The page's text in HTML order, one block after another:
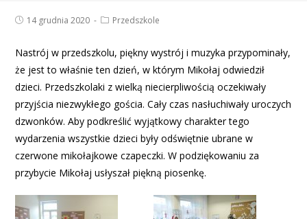
14 grudnia 2020 Przedszkole
Nastrój w przedszkolu, piękny wystrój i muzyka przypominały,
że jest to właśnie ten dzień, w którym Mikołaj odwiedził
dzieci. Przedszkolaki z wielką niecierpliwością oczekiwały
przyjścia niezwykłego gościa. Cały czas nasłuchiwały uroczych
dzwonków. Aby podkreślić wyjątkowy charakter tego
wydarzenia wszystkie dzieci były odświętnie ubrane w
czerwone mikołajkowe czapeczki. W podziękowaniu za
przybycie Mikołaj usłyszał piękną piosenkę.